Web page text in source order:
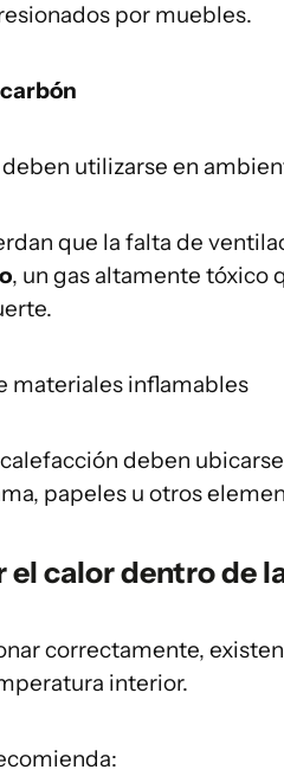
por muebles.
deben utilizarse en
que la falta de
, un gas altamente tóxico
materiales inflamables
deben
papeles u otros
calor dentro de
correctamente,
interior.